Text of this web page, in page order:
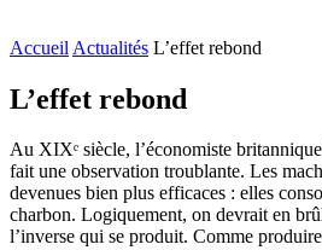
Accueil Actualités L’effet rebond
L’effet rebond
Au XIXᵉ siècle, l’économiste
fait une observation troublante. Les
devenues bien plus efficaces : elles
charbon. Logiquement, on devrait en
l’inverse qui se produit. Comme